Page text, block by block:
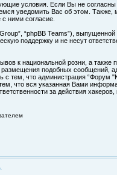
условия. Если Вы не
уведомить Вас об этом.
ними согласие.
“phpBB Teams”), выпущенной
поддержку и не несут
к национальной розни, а
размещения подобных
тем, что администрация “Форум
что вся указанная Вами
за действия хакеров,